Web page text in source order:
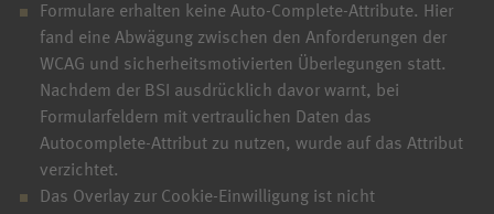
Formulare erhalten keine Auto-Complete-Attribute. Hier
fand eine Abwägung zwischen den Anforderungen der
WCAG und sicherheitsmotivierten Überlegungen statt.
Nachdem der BSI ausdrücklich davor warnt, bei
Formularfeldern mit vertraulichen Daten das
Autocomplete-Attribut zu nutzen, wurde auf das Attribut
verzichtet.
Das Overlay zur Cookie-Einwilligung ist nicht